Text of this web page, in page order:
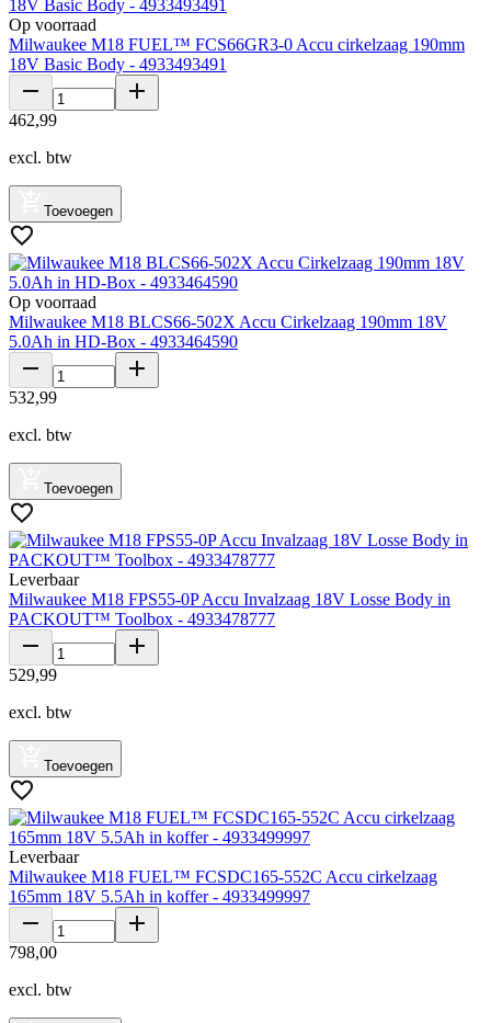
Op voorraad
Milwaukee M18 FUEL™ FCS66GR3-0 Accu cirkelzaag 190mm
18V Basic Body - 4933493491
462,99
excl. btw
Toevoegen
Op voorraad
Milwaukee M18 BLCS66-502X Accu Cirkelzaag 190mm 18V
5.0Ah in HD-Box - 4933464590
532,99
excl. btw
Toevoegen
Leverbaar
Milwaukee M18 FPS55-0P Accu Invalzaag 18V Losse Body in
PACKOUT™ Toolbox - 4933478777
529,99
excl. btw
Toevoegen
Leverbaar
Milwaukee M18 FUEL™ FCSDC165-552C Accu cirkelzaag
165mm 18V 5.5Ah in koffer - 4933499997
798,00
excl. btw